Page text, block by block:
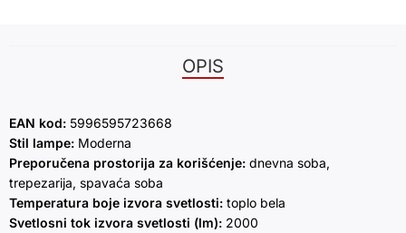
OPIS
EAN kod: 5996595723668
Stil lampe: Moderna
Preporučena prostorija za korišćenje: dnevna soba,
trepezarija, spavaća soba
Temperatura boje izvora svetlosti: toplo bela
Svetlosni tok izvora svetlosti (lm): 2000